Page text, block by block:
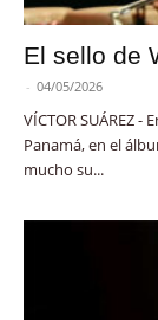
El sello de
- 04/05/2026
VÍCTOR SUÁREZ
Panamá, en el
mucho su...